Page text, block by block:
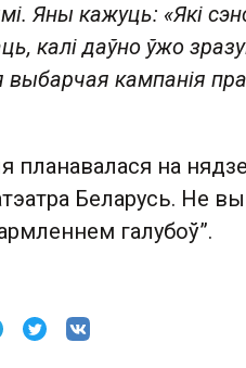
Яны кажуць: «Які
калі даўно ўжо
выбарчая кампанія
планавалася на
Беларусь. Не
галубоў”.